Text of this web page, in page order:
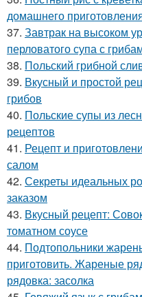
домашнего
37. Завтрак на высоком
перловатого супа с
38. Польский грибной
39. Вкусный и простой
грибов
40. Польские супы из
рецептов
41. Рецепт и
салом
42. Секреты идеальных
заказом
43. Вкусный рецепт:
томатном соусе
44. Подтопольники
приготовить. Жареные
рядовка: засолка